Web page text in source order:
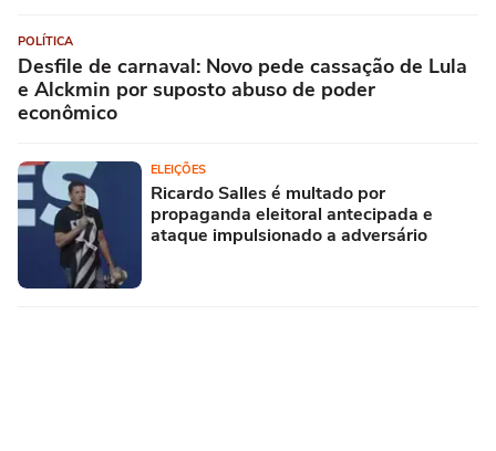
POLÍTICA
Desfile de carnaval: Novo pede cassação de Lula
e Alckmin por suposto abuso de poder
econômico
ELEIÇÕES
Ricardo Salles é multado por
propaganda eleitoral antecipada e
ataque impulsionado a adversário